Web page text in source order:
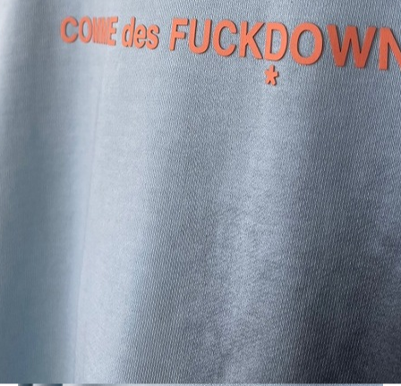
BLOG
LINE_ALBUM_2024SS-CFD_240420_1